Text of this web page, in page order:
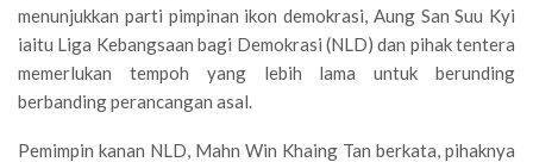
menunjukkan parti pimpinan ikon demokrasi, Aung San Suu Kyi
iaitu Liga Kebangsaan bagi Demokrasi (NLD) dan pihak tentera
memerlukan tempoh yang lebih lama untuk berunding
berbanding perancangan asal.
Pemimpin kanan NLD, Mahn Win Khaing Tan berkata, pihaknya